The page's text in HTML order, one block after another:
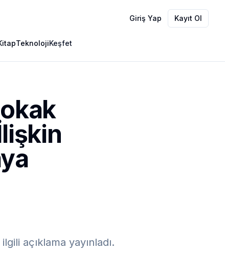
Giriş Yap Kayıt Ol
TeknolojiKeşfet
açıklama yayınladı.